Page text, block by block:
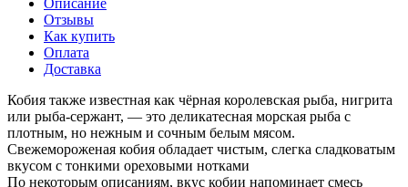
Отзывы
Как купить
Оплата
Доставка
Кобия также известная как чёрная королевская рыба, нигрита
или рыба-сержант, — это деликатесная морская рыба с
плотным, но нежным и сочным белым мясом.
Свежемороженая кобия обладает чистым, слегка сладковатым
вкусом с тонкими ореховыми нотками
По некоторым описаниям, вкус кобии напоминает смесь